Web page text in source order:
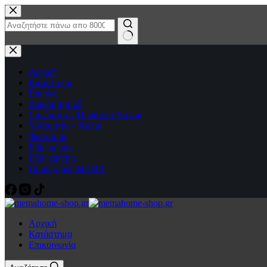
Μετάβαση
στο
περιεχόμενο
No
results
Αρχική
Κατάστημα
Έπιπλα
Διακοσμητικά
Στρώματα – Προϊόντα Ύπνου
Υφάσματα – Χαλιά
Φωτισμός
Είδη κήπου
Είδη χρήσης
Προσφορές ΜΕΜΑ
Αρχική
Κατάστημα
Επικοινωνία